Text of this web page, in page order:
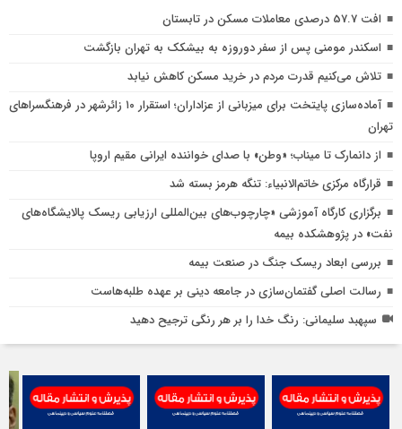
افت 57.7 درصدی معاملات مسکن در تابستان
اسکندر مومنی پس از سفر دوروزه به بیشکک به تهران بازگشت
تلاش می‌کنیم قدرت مردم در خرید مسکن کاهش نیابد
آماده‌سازی پایتخت برای میزبانی از عزاداران؛ استقرار ۱۰ زائرشهر در فرهنگسراهای
تهران
از دانمارک تا میناب؛ «وطن» با صدای خواننده ایرانی مقیم اروپا
قرارگاه مرکزی خاتم‌الانبیاء: تنگه هرمز بسته شد
برگزاری كارگاه آموزشی «چارچوب‌های بین‌المللی ارزیابی ریسك پالایشگاه‌های
نفت» در پژوهشكده بیمه
بررسی ابعاد ریسك جنگ در صنعت بیمه
رسالت اصلی گفتمان‌سازی در جامعه دینی بر عهده طلبه‌هاست
سپهبد سلیمانی: رنگ خدا را بر هر رنگی ترجیح دهید